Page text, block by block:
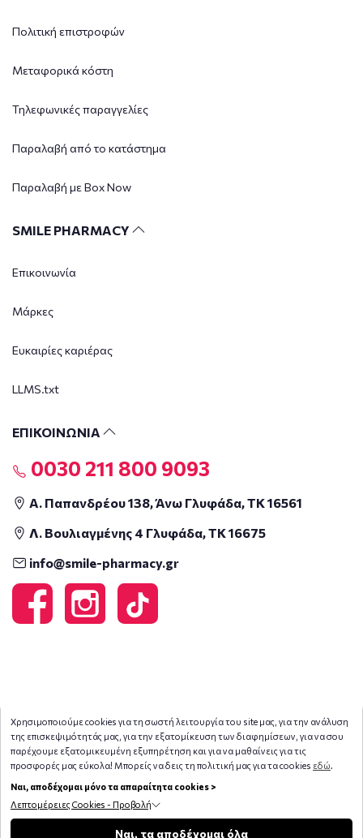
Χρησιμοποιούμε cookies για τη σωστή λειτουργία του site μας, για την ανάλυση
της επισκεψιμότητάς μας, για την εξατομίκευση των διαφημίσεων, για να σου
παρέχουμε εξατομικευμένη εξυπηρέτηση και για να μαθαίνεις για τις
προσφορές μας εύκολα! Μπορείς να δεις τη πολιτική μας για τα cookies εδώ.
Ναι, αποδέχομαι μόνο τα απαραίτητα cookies >
Λεπτομέρειες Cookies - Προβολή
Ναι, τα αποδέχομαι όλα
Πολιτική επιστροφών
Μεταφορικά κόστη
Τηλεφωνικές παραγγελίες
Παραλαβή από το κατάστημα
Παραλαβή με Box Now
SMILE PHARMACY
Επικοινωνία
Μάρκες
Ευκαιρίες καριέρας
LLMS.txt
ΕΠΙΚΟΙΝΩΝΙΑ
0030 211 800 9093
Α. Παπανδρέου 138, Άνω Γλυφάδα, ΤΚ 16561
Λ. Βουλιαγμένης 4 Γλυφάδα, ΤΚ 16675
info@smile-pharmacy.gr
Copyright © 2026smile-pharmacy.gr